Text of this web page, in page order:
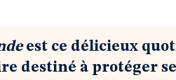
est ce délicieux
destiné à protéger